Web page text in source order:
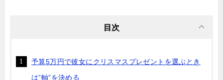
目次
予算5万円で彼女にクリスマスプレゼントを選ぶとき
は”軸”を決める